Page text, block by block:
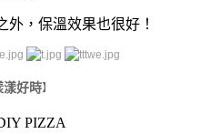
外，保溫效果也很好！
漾好時】
PIZZA